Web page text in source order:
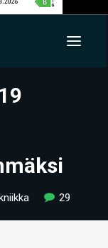
29